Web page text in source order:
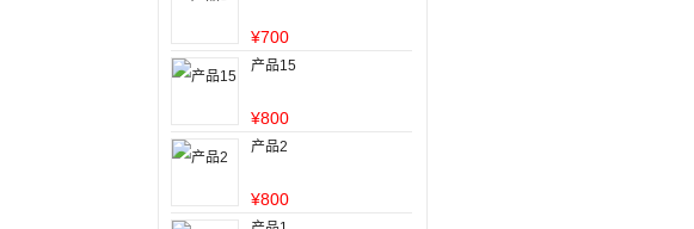
¥700
产品15
¥800
产品2
¥800